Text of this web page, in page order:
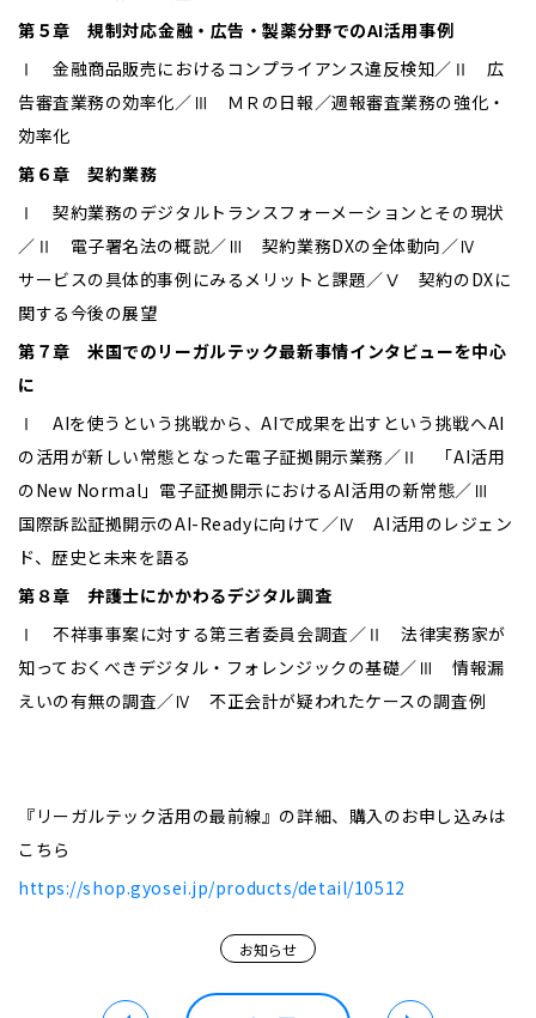
第５章 規制対応――金融・広告・製薬分野でのAI活用事例
Ⅰ 金融商品販売におけるコンプライアンス違反検知／Ⅱ 広
告審査業務の効率化／Ⅲ ＭＲの日報／週報審査業務の強化・
効率化
第６章 契約業務
Ⅰ 契約業務のデジタルトランスフォーメーションとその現状
／Ⅱ 電子署名法の概説／Ⅲ 契約業務DXの全体動向／Ⅳ
サービスの具体的事例にみるメリットと課題／Ⅴ 契約のDXに
関する今後の展望
第７章 米国でのリーガルテック最新事情――インタビューを中心
に
Ⅰ AIを使うという挑戦から、AIで成果を出すという挑戦へ――AI
の活用が新しい常態となった電子証拠開示業務／Ⅱ 「AI活用
のNew Normal」――電子証拠開示におけるAI活用の新常態／Ⅲ
国際訴訟証拠開示のAI-Readyに向けて／Ⅳ AI活用のレジェン
ド、歴史と未来を語る
第８章 弁護士にかかわるデジタル調査
Ⅰ 不祥事事案に対する第三者委員会調査／Ⅱ 法律実務家が
知っておくべきデジタル・フォレンジックの基礎／Ⅲ 情報漏
えいの有無の調査／Ⅳ 不正会計が疑われたケースの調査例
『リーガルテック活用の最前線』の詳細、購入のお申し込みは
こちら
https://shop.gyosei.jp/products/detail/10512
お知らせ